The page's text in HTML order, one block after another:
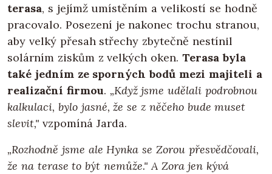
terasa, s jejímž umístěním a velikostí se hodně
pracovalo. Posezení je nakonec trochu stranou,
aby velký přesah střechy zbytečně nestínil
solárním ziskům z velkých oken. Terasa byla
také jedním ze sporných bodů mezi majiteli a
realizační firmou. „Když jsme udělali podrobnou
kalkulaci, bylo jasné, že se z něčeho bude muset
slevit," vzpomíná Jarda.
„Rozhodně jsme ale Hynka se Zorou přesvědčovali,
že na terase to být nemůže." A Zora jen kývá